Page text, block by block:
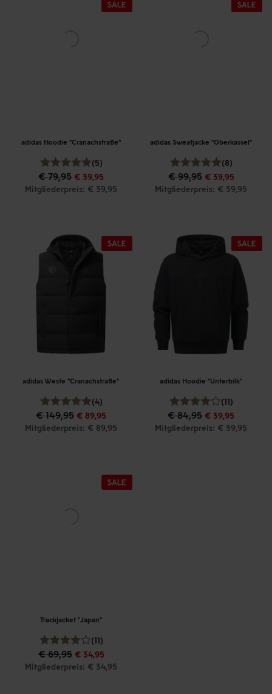
adidas Hoodie "Cranachstraße"
(5)
€ 79,95 € 39,95
Mitgliederpreis: € 39,95
adidas Sweatjacke "Oberkassel"
(8)
€ 99,95 € 39,95
Mitgliederpreis: € 39,95
adidas Weste "Cranachstraße"
(4)
€ 149,95 € 89,95
Mitgliederpreis: € 89,95
adidas Hoodie "Unterbilk"
(11)
€ 84,95 € 39,95
Mitgliederpreis: € 39,95
Trackjacket "Japan"
(11)
€ 69,95 € 34,95
Mitgliederpreis: € 34,95